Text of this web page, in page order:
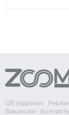
Об издании
Вакансии